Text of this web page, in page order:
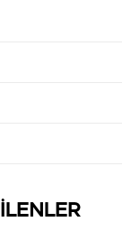
Bu eser,
sessiz bir
bazen
her anımda